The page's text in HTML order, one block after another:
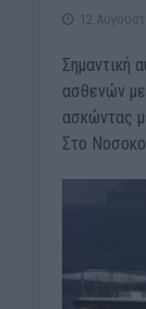
12
Σημαντική
ασθενών
ασκώντας
Στο